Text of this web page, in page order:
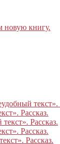
новую книгу.
текст».
Рассказ.
Рассказ.
Рассказ.
Рассказ.